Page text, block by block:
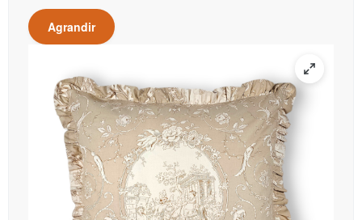
Agrandir